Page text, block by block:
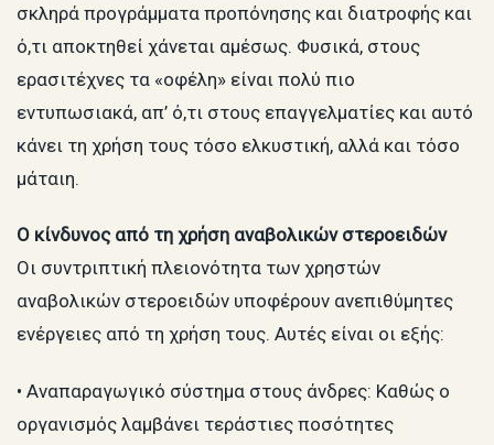
σκληρά προγράμματα προπόνησης και διατροφής και
ό,τι αποκτηθεί χάνεται αμέσως. Φυσικά, στους
ερασιτέχνες τα «οφέλη» είναι πολύ πιο
εντυπωσιακά, απ’ ό,τι στους επαγγελματίες και αυτό
κάνει τη χρήση τους τόσο ελκυστική, αλλά και τόσο
μάταιη.
Ο κίνδυνος από τη χρήση αναβολικών στεροειδών
Οι συντριπτική πλειονότητα των χρηστών
αναβολικών στεροειδών υποφέρουν ανεπιθύμητες
ενέργειες από τη χρήση τους. Αυτές είναι οι εξής:
• Αναπαραγωγικό σύστημα στους άνδρες: Καθώς ο
οργανισμός λαμβάνει τεράστιες ποσότητες